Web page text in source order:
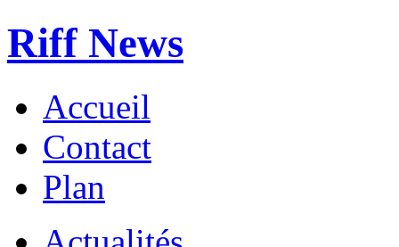
Riff News
Accueil
Contact
Plan